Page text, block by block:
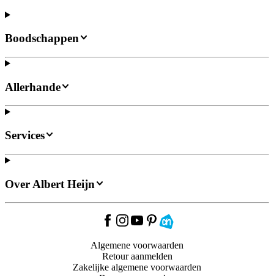
Boodschappen
Allerhande
Services
Over Albert Heijn
Algemene voorwaarden
Retour aanmelden
Zakelijke algemene voorwaarden